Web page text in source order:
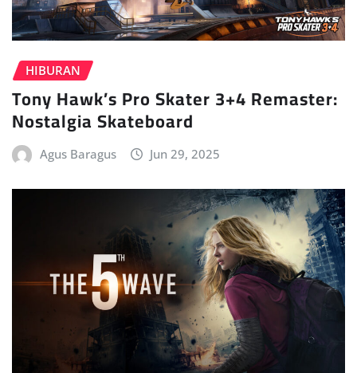
HIBURAN
Tony Hawk’s Pro Skater 3+4 Remaster:
Nostalgia Skateboard
Agus Baragus Jun 29, 2025